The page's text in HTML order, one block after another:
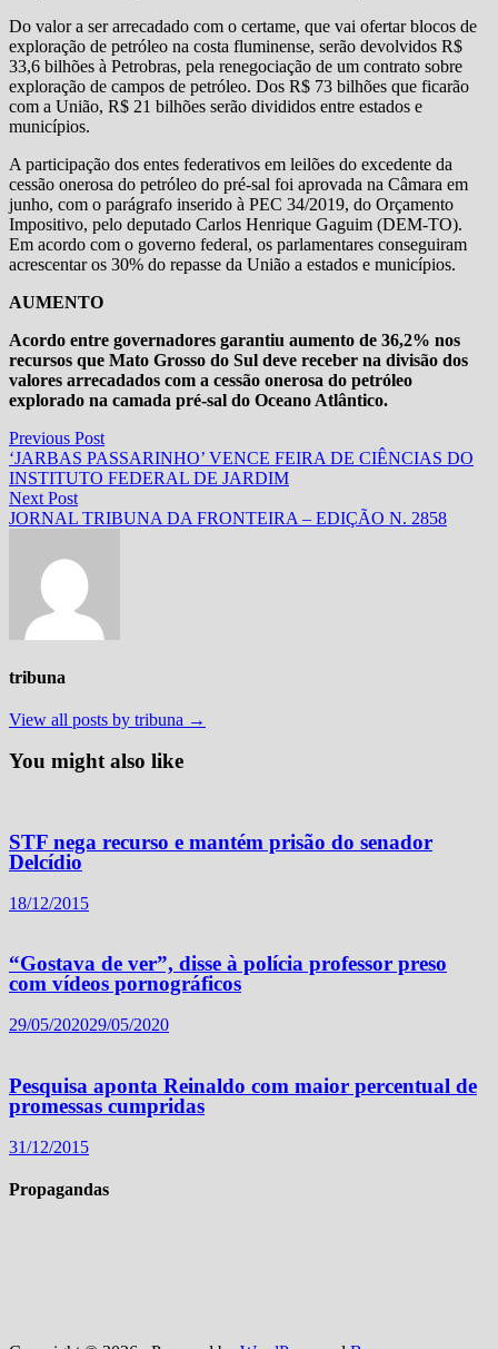
Do valor a ser arrecadado com o certame, que vai ofertar blocos de
exploração de petróleo na costa fluminense, serão devolvidos R$
33,6 bilhões à Petrobras, pela renegociação de um contrato sobre
exploração de campos de petróleo. Dos R$ 73 bilhões que ficarão
com a União, R$ 21 bilhões serão divididos entre estados e
municípios.
A participação dos entes federativos em leilões do excedente da
cessão onerosa do petróleo do pré-sal foi aprovada na Câmara em
junho, com o parágrafo inserido à PEC 34/2019, do Orçamento
Impositivo, pelo deputado Carlos Henrique Gaguim (DEM-TO).
Em acordo com o governo federal, os parlamentares conseguiram
acrescentar os 30% do repasse da União a estados e municípios.
AUMENTO
Acordo entre governadores garantiu aumento de 36,2% nos
recursos que Mato Grosso do Sul deve receber na divisão dos
valores arrecadados com a cessão onerosa do petróleo
explorado na camada pré-sal do Oceano Atlântico.
Navegação
de
Post
Previous PostPrevious
post:
‘JARBAS PASSARINHO’ VENCE FEIRA DE CIÊNCIAS DO
INSTITUTO FEDERAL DE JARDIM
Next PostNext
post:
JORNAL TRIBUNA DA FRONTEIRA – EDIÇÃO N. 2858
tribuna
View all posts by tribuna →
You might also like
STF nega recurso e mantém prisão do senador
Delcídio
18/12/2015
“Gostava de ver”, disse à polícia professor preso
com vídeos pornográficos
29/05/202029/05/2020
Pesquisa aponta Reinaldo com maior percentual de
promessas cumpridas
31/12/2015
Propagandas